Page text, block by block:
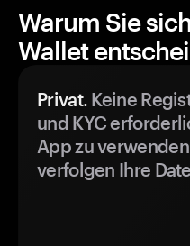
Warum Sie
Wallet
Privat. Keine
und KYC
App zu
verfolgen Ihre